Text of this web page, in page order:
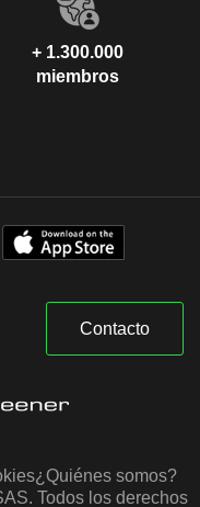
+ 1.300.000
miembros
Contacto
¿Quiénes somos?
Todos los derechos